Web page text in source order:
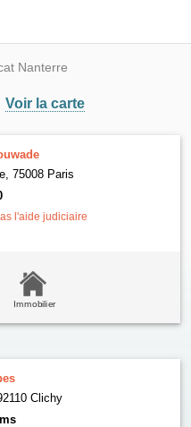
Nanterre
Voir la carte
75008 Paris
l'aide judiciaire
Immobilier
Clichy